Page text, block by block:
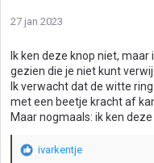
27 jan 2023
Ik ken deze knop niet,
gezien die je niet kunt
Ik verwacht dat de witte
met een beetje kracht af
Maar nogmaals: ik ken deze
W
ivarkentje